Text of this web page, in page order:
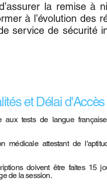
la remise à
à l’évolution des
service de sécurité
et Délai d'Accès
aux tests de langue
médicale attestant de
doivent être faites 15
de la session.